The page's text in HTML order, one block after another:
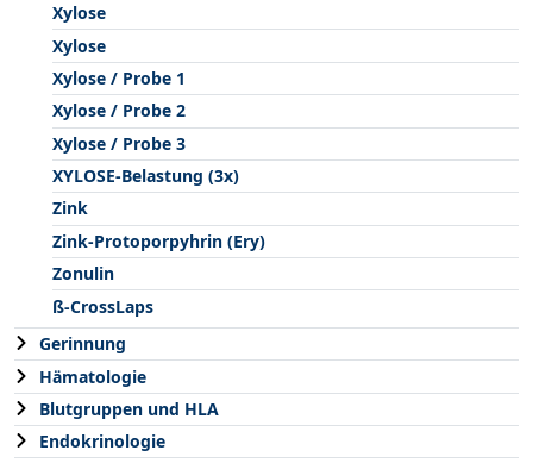
Xylose
Xylose
Xylose / Probe 1
Xylose / Probe 2
Xylose / Probe 3
XYLOSE-Belastung (3x)
Zink
Zink-Protoporpyhrin (Ery)
Zonulin
ß-CrossLaps
Gerinnung
Hämatologie
Blutgruppen und HLA
Endokrinologie